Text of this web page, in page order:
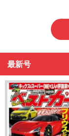
最新号